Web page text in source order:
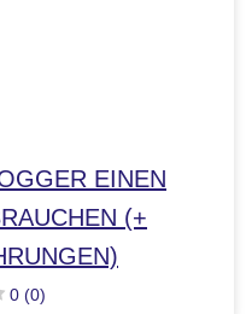
EINEN
(+
0 (0)